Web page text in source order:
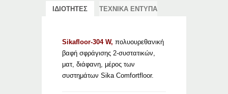
ΙΔΙΟΤΗΤΕΣ ΤΕΧΝΙΚΑ ΕΝΤΥΠΑ
Sikafloor-304 W, πολυουρεθανική
βαφή σφράγισης 2-συστατικών,
ματ, διάφανη, μέρος των
συστημάτων Sika Comfortfloor.